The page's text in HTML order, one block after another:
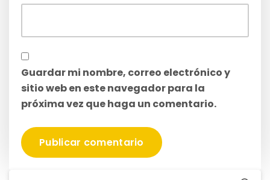
Guardar mi nombre, correo electrónico y
sitio web en este navegador para la
próxima vez que haga un comentario.